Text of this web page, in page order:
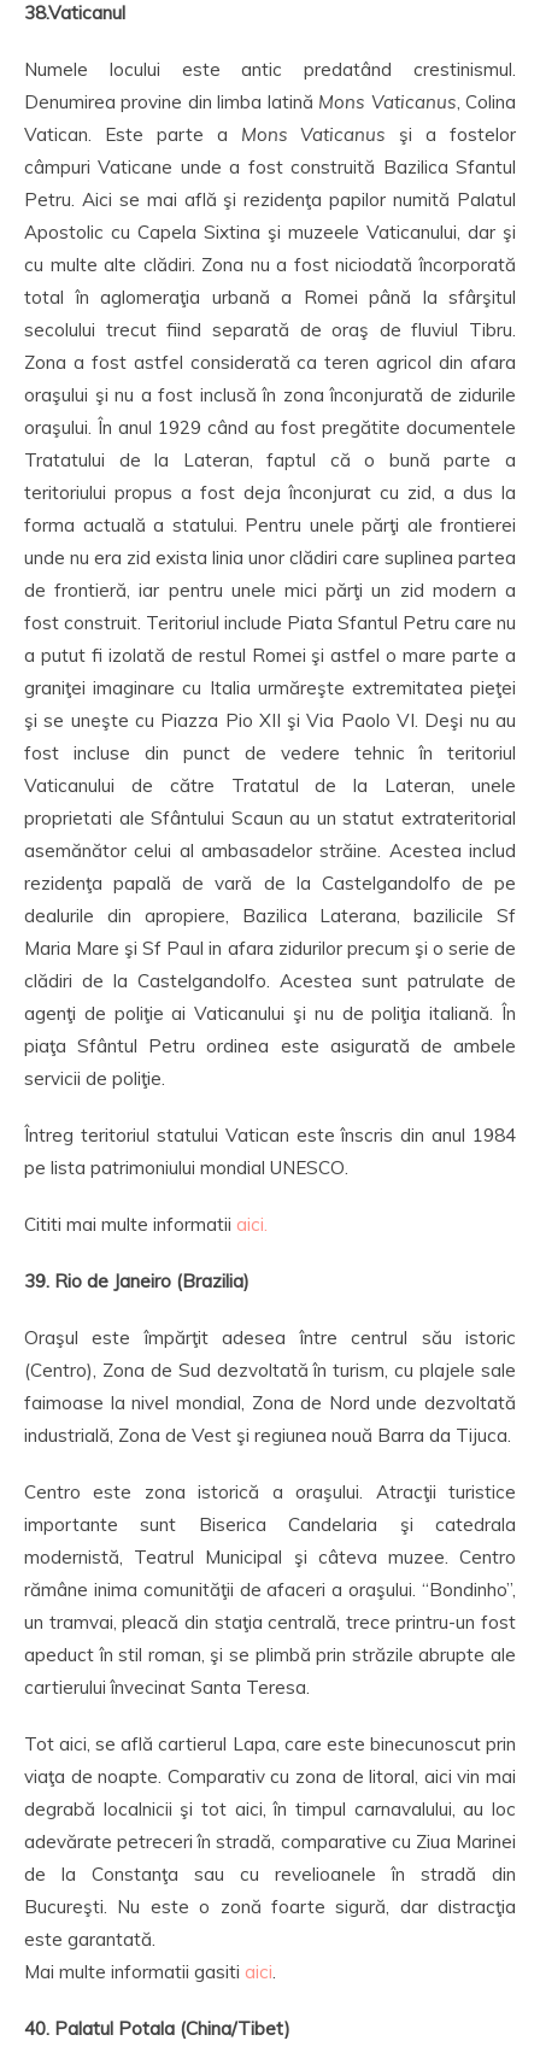
38.Vaticanul
Numele locului este antic predatând crestinismul.
Denumirea provine din limba latină Mons Vaticanus, Colina
Vatican. Este parte a Mons Vaticanus şi a fostelor
câmpuri Vaticane unde a fost construită Bazilica Sfantul
Petru. Aici se mai află şi rezidenţa papilor numită Palatul
Apostolic cu Capela Sixtina şi muzeele Vaticanului, dar şi
cu multe alte clădiri. Zona nu a fost niciodată încorporată
total în aglomeraţia urbană a Romei până la sfârşitul
secolului trecut fiind separată de oraş de fluviul Tibru.
Zona a fost astfel considerată ca teren agricol din afara
oraşului şi nu a fost inclusă în zona înconjurată de zidurile
oraşului. În anul 1929 când au fost pregătite documentele
Tratatului de la Lateran, faptul că o bună parte a
teritoriului propus a fost deja înconjurat cu zid, a dus la
forma actuală a statului. Pentru unele părţi ale frontierei
unde nu era zid exista linia unor clădiri care suplinea partea
de frontieră, iar pentru unele mici părţi un zid modern a
fost construit. Teritoriul include Piata Sfantul Petru care nu
a putut fi izolată de restul Romei şi astfel o mare parte a
graniţei imaginare cu Italia urmăreşte extremitatea pieţei
şi se uneşte cu Piazza Pio XII şi Via Paolo VI. Deşi nu au
fost incluse din punct de vedere tehnic în teritoriul
Vaticanului de către Tratatul de la Lateran, unele
proprietati ale Sfântului Scaun au un statut extrateritorial
asemănător celui al ambasadelor străine. Acestea includ
rezidenţa papală de vară de la Castelgandolfo de pe
dealurile din apropiere, Bazilica Laterana, bazilicile Sf
Maria Mare şi Sf Paul in afara zidurilor precum şi o serie de
clădiri de la Castelgandolfo. Acestea sunt patrulate de
agenţi de poliţie ai Vaticanului şi nu de poliţia italiană. În
piaţa Sfântul Petru ordinea este asigurată de ambele
servicii de poliţie.
Întreg teritoriul statului Vatican este înscris din anul 1984
pe lista patrimoniului mondial UNESCO.
Cititi mai multe informatii aici.
39. Rio de Janeiro (Brazilia)
Oraşul este împărţit adesea între centrul său istoric
(Centro), Zona de Sud dezvoltată în turism, cu plajele sale
faimoase la nivel mondial, Zona de Nord unde dezvoltată
industrială, Zona de Vest şi regiunea nouă Barra da Tijuca.
Centro este zona istorică a oraşului. Atracţii turistice
importante sunt Biserica Candelaria şi catedrala
modernistă, Teatrul Municipal şi câteva muzee. Centro
rămâne inima comunităţii de afaceri a oraşului. “Bondinho”,
un tramvai, pleacă din staţia centrală, trece printru-un fost
apeduct în stil roman, şi se plimbă prin străzile abrupte ale
cartierului învecinat Santa Teresa.
Tot aici, se află cartierul Lapa, care este binecunoscut prin
viaţa de noapte. Comparativ cu zona de litoral, aici vin mai
degrabă localnicii şi tot aici, în timpul carnavalului, au loc
adevărate petreceri în stradă, comparative cu Ziua Marinei
de la Constanţa sau cu revelioanele în stradă din
Bucureşti. Nu este o zonă foarte sigură, dar distracţia
este garantată.
Mai multe informatii gasiti aici.
40. Palatul Potala (China/Tibet)